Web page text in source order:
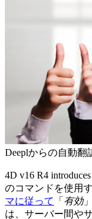
Deeplからの自動翻
4D v16 R4 introduces
のコマンドを使用
マに従って
「 有効
は、サーバー間や